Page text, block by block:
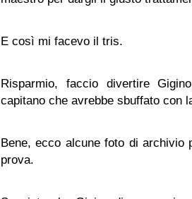
E così mi facevo il tris.
Risparmio, faccio divertire
capitano che avrebbe sbuffato con
Bene, ecco alcune foto di archivio
prova.